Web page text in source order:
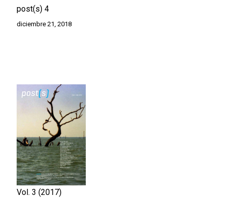
post(s) 4
diciembre 21, 2018
Vol. 3 2017